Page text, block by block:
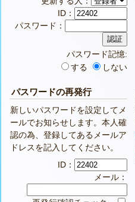
ID：
パスワード：
パスワード記憶:
する
しない
パスワードの再発行
新しいパスワードを設定してメ
ールでお知らせします。本人確
認の為、登録してあるメールア
ドレスを記入してください。
ID：
メール：